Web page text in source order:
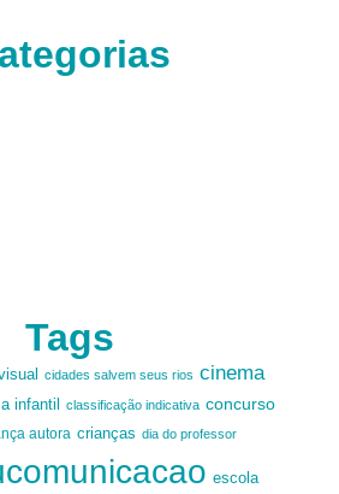
Tags
cidades salvem seus rios cinema
infantil classificação indicativa concurso
autora crianças dia do professor
escola